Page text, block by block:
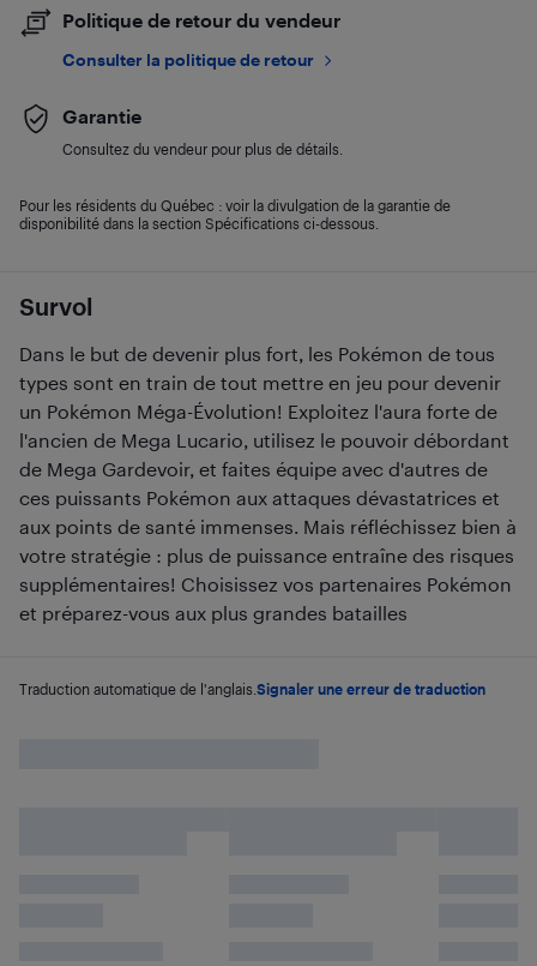
Survol
Dans le but de devenir plus fort, les Pokémon de tous
types sont en train de tout mettre en jeu pour devenir
un Pokémon Méga-Évolution! Exploitez l'aura forte de
l'ancien de Mega Lucario, utilisez le pouvoir débordant
de Mega Gardevoir, et faites équipe avec d'autres de
ces puissants Pokémon aux attaques dévastatrices et
aux points de santé immenses. Mais réfléchissez bien à
votre stratégie : plus de puissance entraîne des risques
supplémentaires! Choisissez vos partenaires Pokémon
et préparez-vous aux plus grandes batailles
Traduction automatique de l'anglais. Signaler une erreur de traduction
Politique de retour du vendeur
Consulter la politique de retour
Garantie
Consultez du vendeur pour plus de détails.
Pour les résidents du Québec : voir la divulgation de la garantie de
disponibilité dans la section Spécifications ci-dessous.